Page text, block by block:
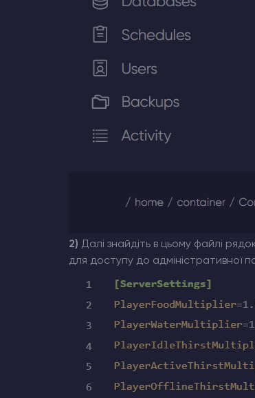
2) Далі знайдіть в цьому файлі
для доступу до адміністративної